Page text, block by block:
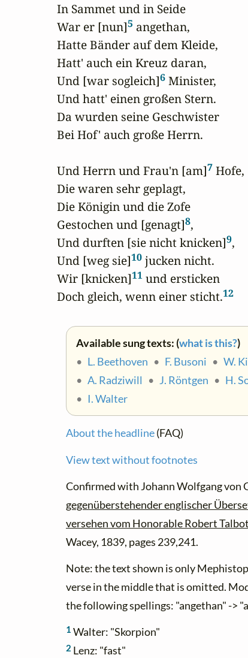
In Sammet und in Seide
War er [nun]5 angethan,
Hatte Bänder auf dem Kleide,
Hatt' auch ein Kreuz daran,
Und [war sogleich]6 Minister,
Und hatt' einen großen Stern.
Da wurden seine Geschwister
Bei Hof' auch große Herrn.
Und Herrn und Frau'n [am]7 Hofe,
Die waren sehr geplagt,
Die Königin und die Zofe
Gestochen und [genagt]8,
Und durften [sie nicht knicken]9,
Und [weg sie]10 jucken nicht.
Wir [knicken]11 und ersticken
Doch gleich, wenn einer sticht.12
Available sung texts: (what is this?)
• L. Beethoven • F. Busoni • W.
• A. Radziwill • J. Röntgen • H.
• I. Walter
About the headline(FAQ)
View text without footnotes
Confirmed with Johann Wolfgang von
gegenüberstehender englischer
versehen vom Honorable Robert
Wacey, 1839, pages 239,241.
Note: the text shown is only
verse in the middle that is omitted.
the following spellings: "angethan" ->
1 Walter: "Skorpion"
2 Lenz: "fast"